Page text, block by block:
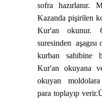
sofra hazırlanır.
Kazanda pişirilen
Kur'an okunur.
suresinden
kurban sahibine
Kur'an okuyana
okuyan
para toplayıp verir.